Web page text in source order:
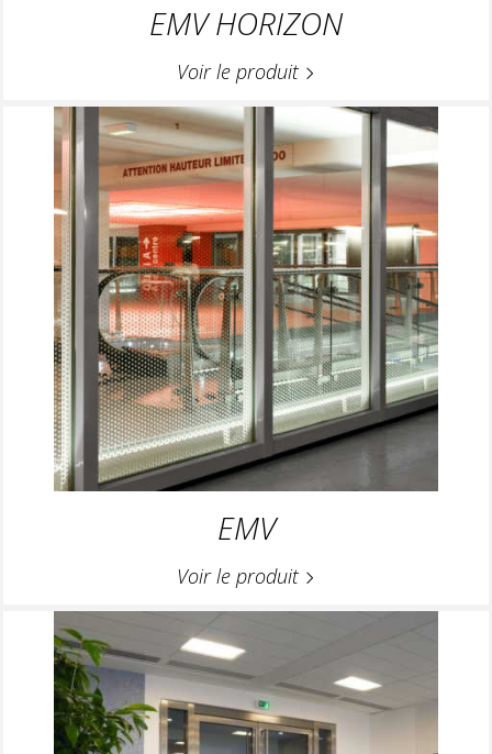
EMV HORIZON
Voir le produit
EMV
Voir le produit